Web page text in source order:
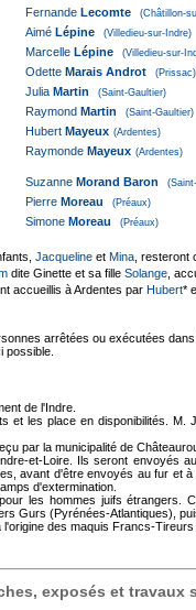
Fernande Lecomte (Châtillon-
Aimé Lépine (Villedieu-sur-Indre)
Marcelle Lépine (Villedieu-sur-
Odette Marais Androt (Prissac)
Julia Martin (Saint-Gaultier)
Raymond Martin (Saint-Gaultier)
Hubert Mayeux (Ardentes)
Raymonde Mayeux (Ardentes)
Suzanne Morand Baron
Pierre Moreau (Préaux)
Simone Moreau (Préaux)
Jacqueline et Mina , resteront
dite Ginette et sa fille Solange ,
accueillis à Ardentes par Hubert*
arrêtées ou exécutées
possible.
de l'Indre.
et les place en disponibilités. M.
par la municipalité de
et-Loire. Ils seront envoyés
avant d'être envoyés au fur
d'extermination.
les hommes juifs
Gurs (Pyrénées-Atlantiques),
des maquis Francs-
exposés et travaux